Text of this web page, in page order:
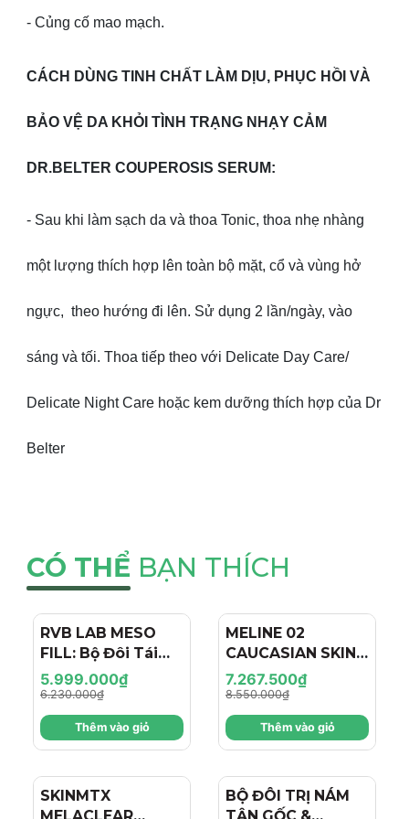
- Củng cố mao mạch.
CÁCH DÙNG TINH CHẤT LÀM DỊU, PHỤC HỒI VÀ
BẢO VỆ DA KHỎI TÌNH TRẠNG NHẠY CẢM
DR.BELTER COUPEROSIS SERUM:
- Sau khi làm sạch da và thoa Tonic, thoa nhẹ nhàng
một lượng thích hợp lên toàn bộ mặt, cổ và vùng hở
ngực, theo hướng đi lên. Sử dụng 2 lần/ngày, vào
sáng và tối. Thoa tiếp theo với Delicate Day Care/
Delicate Night Care hoặc kem dưỡng thích hợp của Dr
Belter
CÓ THỂ BẠN THÍCH
- 4%
RVB LAB MESO
FILL: Bộ Đôi Tái
Tạo & Nâng Cơ
Chuyên Sâu - Hiệu
Ứng "Filler + Botox
Like" Cho Làn Da
Trẻ Hóa
5.999.000₫
6.230.000₫
Thêm vào giỏ
MELINE 02
CAUCASIAN SKIN
DAY/NIGHT / BỘ
ĐÔI TRỊ NÁM
NGÀY/ĐÊM, SÁNG
DA, TRẺ HÓA VÀ
CĂNG BÓNG
7.267.500₫
8.550.000₫
Thêm vào giỏ
SKINMTX
BỘ ĐÔI TRỊ NÁM